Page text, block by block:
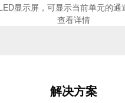
显示屏，可显示当前单元的
查看详情
解决方案